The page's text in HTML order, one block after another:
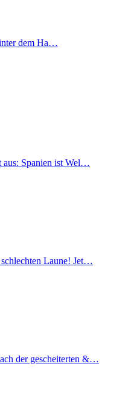
dem Ha…
aus: Spanien ist Wel…
Laune! Jet…
der gescheiterten &…